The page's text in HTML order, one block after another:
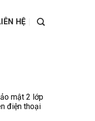
HỆ
mật 2 lớp
điện thoại